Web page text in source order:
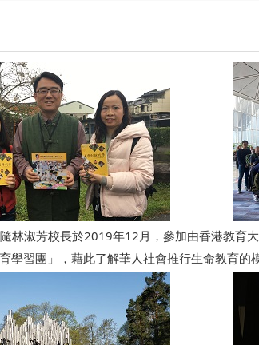
林淑芳校長於2019年12月，參加由香港教育
學習團」，藉此了解華人社會推行生命教育的